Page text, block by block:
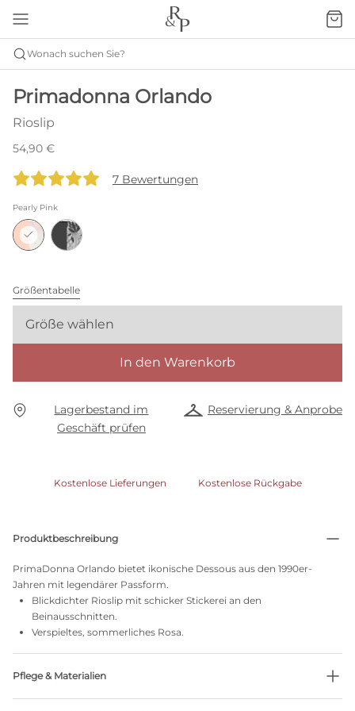
Wonach suchen Sie?
Primadonna Orlando
Rioslip
54,90 €
7 Bewertungen
Pearly Pink
Größentabelle
Größe wählen
In den Warenkorb
Lagerbestand im
Geschäft prüfen
Reservierung & Anprobe
Kostenlose Lieferungen Kostenlose Rückgabe
Produktbeschreibung
PrimaDonna Orlando bietet ikonische Dessous aus den 1990er-
Jahren mit legendärer Passform.
Blickdichter Rioslip mit schicker Stickerei an den
Beinausschnitten.
Verspieltes, sommerliches Rosa.
Pflege & Materialien